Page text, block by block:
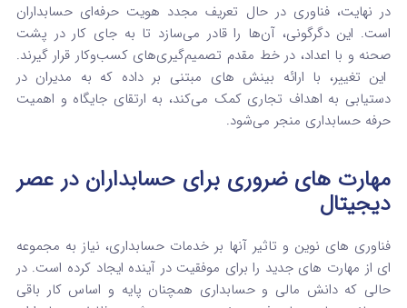
در نهایت، فناوری در حال تعریف مجدد هویت حرفه‌ای حسابداران
است. این دگرگونی، آن‌ها را قادر می‌سازد تا به جای کار در پشت
صحنه و با اعداد، در خط مقدم تصمیم‌گیری‌های کسب‌وکار قرار گیرند.
این تغییر، با ارائه بینش‌ های مبتنی بر داده که به مدیران در
دستیابی به اهداف تجاری کمک می‌کند، به ارتقای جایگاه و اهمیت
حرفه حسابداری منجر می‌شود.
مهارت‌ های ضروری برای حسابداران در عصر
دیجیتال
فناوری های نوین و تاثیر آنها بر خدمات حسابداری، نیاز به مجموعه‌
ای از مهارت‌ های جدید را برای موفقیت در آینده ایجاد کرده است. در
حالی که دانش مالی و حسابداری همچنان پایه و اساس کار باقی